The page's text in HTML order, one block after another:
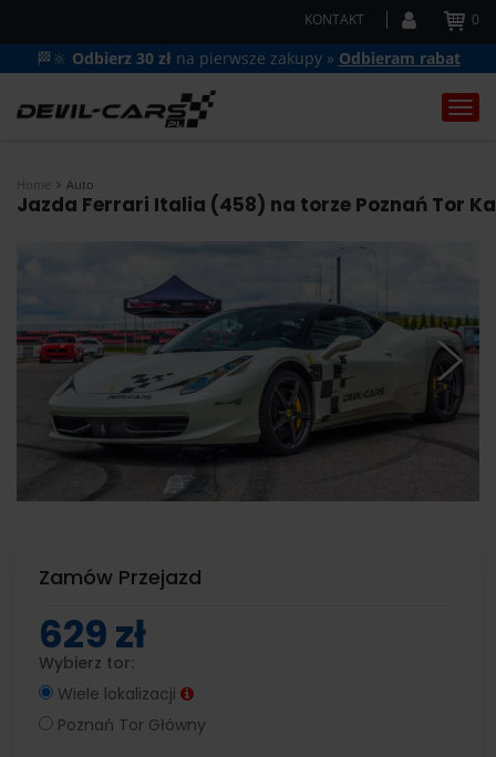
KONTAKT 0
🏁🔆 Odbierz 30 zł na pierwsze zakupy » Odbieram rabat
Home Auto
Jazda Ferrari Italia (458) na torze Poznań Tor
Zamów Przejazd
629 zł
Wybierz tor:
Wiele lokalizacji
Poznań Tor Główny